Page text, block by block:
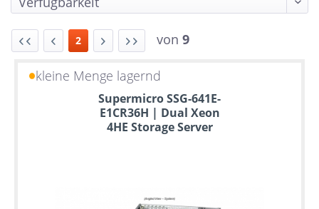
2 von 9
kleine Menge lagernd
Supermicro SSG-641E-
E1CR36H | Dual Xeon
4HE Storage Server